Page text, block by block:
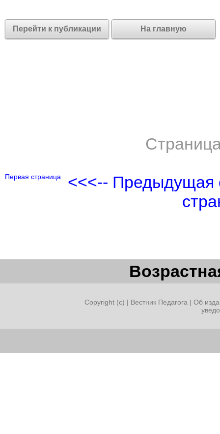
Перейти к публикации На главную
Первая страница
<<<-- Предыдущая
Copyright (c) | Вестник Педагога | Об